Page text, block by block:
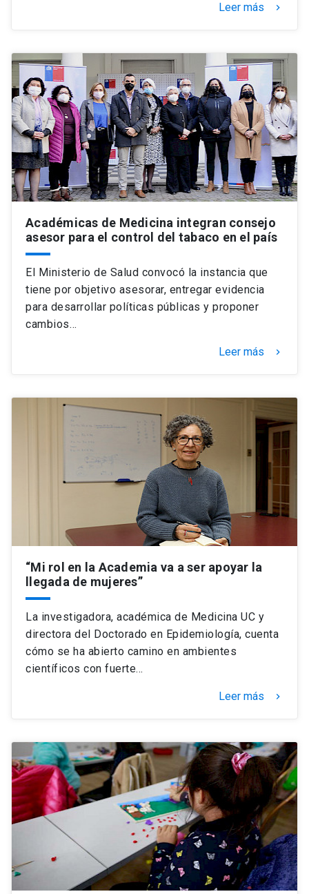
Leer más keyboard_arrow_right
Académicas de Medicina integran consejo
asesor para el control del tabaco en el país
El Ministerio de Salud convocó la instancia que
tiene por objetivo asesorar, entregar evidencia
para desarrollar políticas públicas y proponer
cambios…
Leer más keyboard_arrow_right
“Mi rol en la Academia va a ser apoyar la
llegada de mujeres”
La investigadora, académica de Medicina UC y
directora del Doctorado en Epidemiología, cuenta
cómo se ha abierto camino en ambientes
científicos con fuerte…
Leer más keyboard_arrow_right